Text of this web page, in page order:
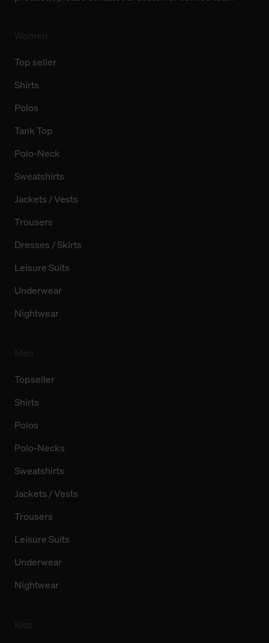
Top seller
Shirts
Polos
Tank Top
Polo-Neck
Sweatshirts
Jackets / Vests
Trousers
Dresses / Skirts
Leisure Suits
Underwear
Nightwear
Topseller
Shirts
Polos
Polo-Necks
Sweatshirts
Jackets / Vests
Trousers
Leisure Suits
Underwear
Nightwear